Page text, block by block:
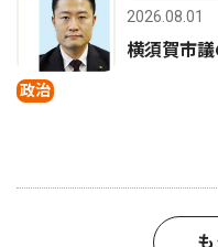
政治
2026.08.01
横須賀市